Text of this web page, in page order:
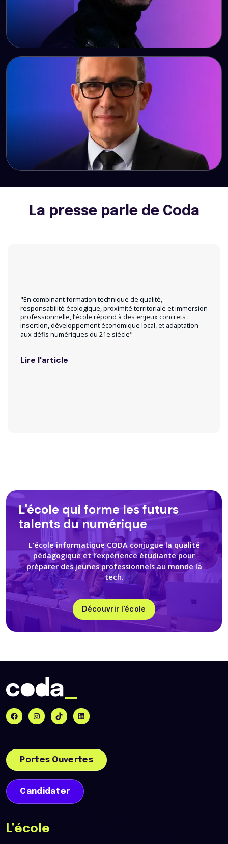
Bacely
Founder Aegis-Civis
La presse parle de Coda
"En combinant formation technique de qualité,
responsabilité écologique, proximité territoriale et immersion
professionnelle, l’école répond à des enjeux concrets :
insertion, développement économique local, et adaptation
aux défis numériques du 21e siècle"
Lire l'article
L'école qui forme les futurs
talents du numérique
L’école informatique CODA conjugue la qualité
pédagogique et l’expérience étudiante pour
préparer des jeunes professionnels au monde la
tech.
Découvrir l'école
Portes Ouvertes
Candidater
L’école